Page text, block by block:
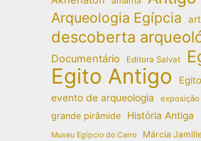
Arqueologia Egípcia
descoberta
Documentário Editora Salvat
Egito Antigo
evento de arqueologia exposição
grande pirâmide História Antiga
Museu Egípcio do Cairo Márcia